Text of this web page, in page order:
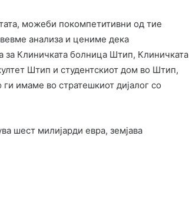
можеби покомпетитивни од тие
анализа и цениме дека
за Клиничката болница Штип, Клиничката
Штип и студентскиот дом во Штип,
имаме во стратешкиот дијалог со
шест милијарди евра, земјава